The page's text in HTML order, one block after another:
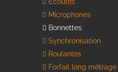
Microphones
Bonnettes
Synchronisation
Roulantes
Forfait long métrage